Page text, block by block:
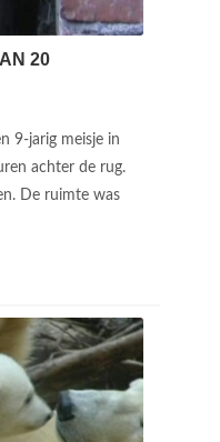
20
9-jarig meisje in
achter de rug.
De ruimte was